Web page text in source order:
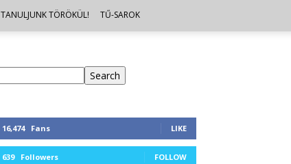
TANULJUNK TÖRÖKÜL! TŰ-SAROK
Search
16,474 Fans LIKE
639 Followers FOLLOW